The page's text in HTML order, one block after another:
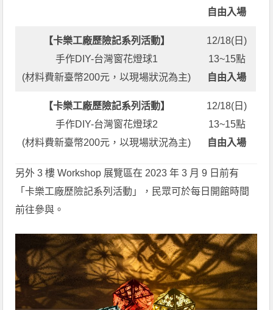
自由入場
【卡樂工廠歷險記系列活動】
手作DIY-台灣窗花燈球1
(材料費新臺幣200元，以現場狀況為主)
12/18(日)
13~15點
自由入場
【卡樂工廠歷險記系列活動】
手作DIY-台灣窗花燈球2
(材料費新臺幣200元，以現場狀況為主)
12/18(日)
13~15點
自由入場
另外 3 樓 Workshop 展覽區在 2023 年 3 月 9 日前有
「卡樂工廠歷險記系列活動」，民眾可於每日開館時間
前往參與。